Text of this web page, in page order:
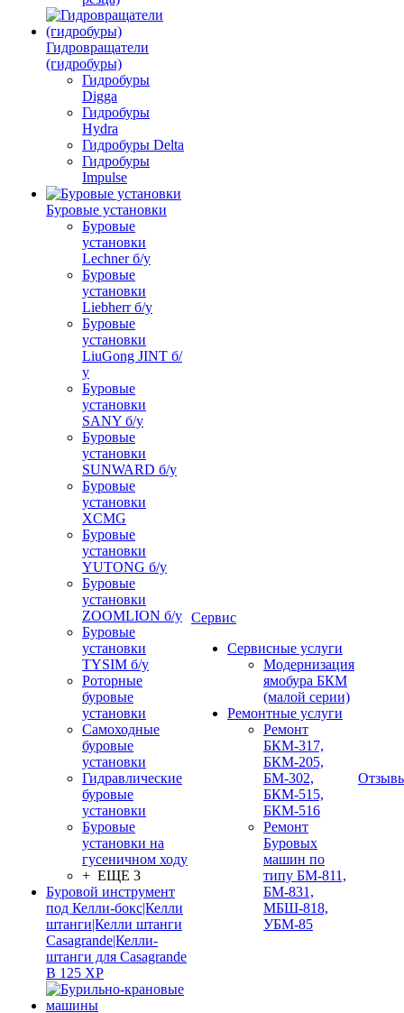
Гидровращатели
(гидробуры)
Гидробуры
Digga
Гидробуры
Hydra
Гидробуры Delta
Гидробуры
Impulse
Буровые установки
Буровые
установки
Lechner б/у
Буровые
установки
Liebherr б/у
Буровые
установки
LiuGong JINT б/
у
Буровые
установки
SANY б/у
Буровые
установки
SUNWARD б/у
Буровые
установки
XCMG
Буровые
установки
YUTONG б/у
Буровые
установки
ZOOMLION б/у
Буровые
установки
TYSIM б/у
Роторные
буровые
установки
Самоходные
буровые
установки
Гидравлические
буровые
установки
Буровые
установки на
гусеничном ходу
+ ЕЩЕ 3
Буровой инструмент
под Келли-бокс|Келли
штанги|Келли штанги
Casagrande|Келли-
штанги для Casagrande
B 125 XP
Сервис
Сервисные услуги
Модернизация
ямобура БКМ
(малой серии)
Ремонтные услуги
Ремонт
БКМ-317,
БКМ-205,
БМ-302,
БКМ-515,
БКМ-516
Ремонт
Буровых
машин по
типу БМ-811,
БМ-831,
МБШ-818,
УБМ-85